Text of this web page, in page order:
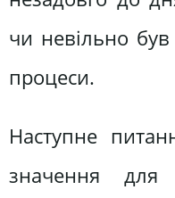
чи невільно був
процеси.
Наступне
значення для